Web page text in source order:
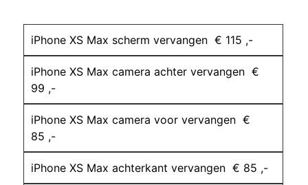
iPhone XS Max scherm vervangen € 115 ,-
iPhone XS Max camera achter vervangen €
99 ,-
iPhone XS Max camera voor vervangen €
85 ,-
iPhone XS Max achterkant vervangen € 85 ,-